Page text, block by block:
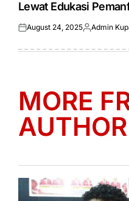
Lewat Edukasi
Posted
August 24, 2025Posted
Admin
MORE
AUTHOR